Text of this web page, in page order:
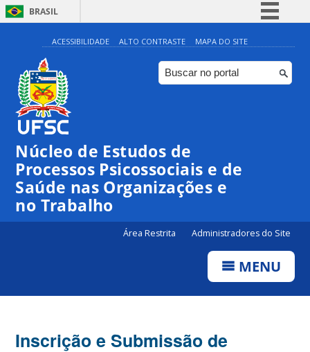
BRASIL
Simplifique!
Comunica BR
Participe
ACESSIBILIDADE ALTO CONTRASTE MAPA DO SITE
Núcleo de Estudos de
Processos Psicossociais e de
Saúde nas Organizações e
no Trabalho
Área Restrita Administradores do Site
MENU
Inscrição e Submissão de